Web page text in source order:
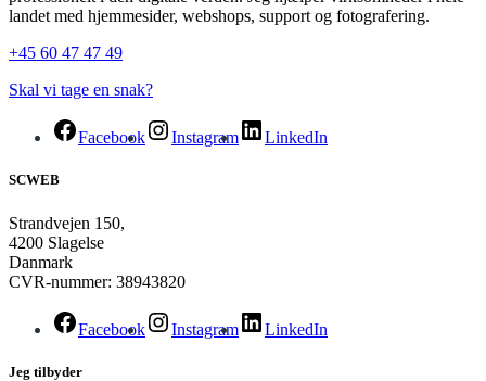
landet med hjemmesider, webshops, support og fotografering.
+45 60 47 47 49
Skal vi tage en snak?
Facebook Instagram LinkedIn
SCWEB
Strandvejen 150,
4200 Slagelse
Danmark
CVR-nummer: 38943820
Facebook Instagram LinkedIn
Jeg tilbyder